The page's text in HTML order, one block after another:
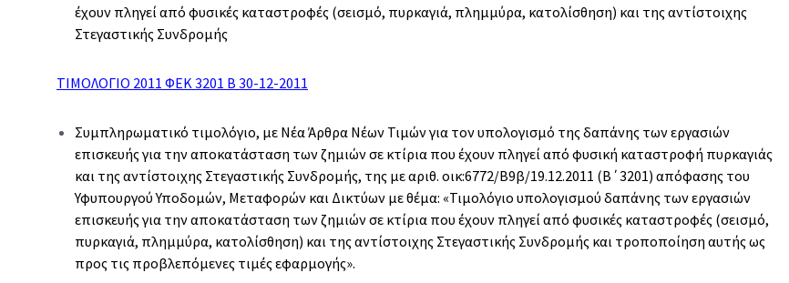
έχουν πληγεί από φυσικές καταστροφές (σεισμό, πυρκαγιά, πλημμύρα, κατολίσθηση) και της αντίστοιχης
Στεγαστικής Συνδρομής
ΤΙΜΟΛΟΓΙΟ 2011 ΦΕΚ 3201 Β 30-12-2011
Συμπληρωματικό τιμολόγιο, με Νέα Άρθρα Νέων Τιμών για τον υπολογισμό της δαπάνης των εργασιών
επισκευής για την αποκατάσταση των ζημιών σε κτίρια που έχουν πληγεί από φυσική καταστροφή πυρκαγιάς
και της αντίστοιχης Στεγαστικής Συνδρομής, της με αριθ. οικ:6772/Β9β/19.12.2011 (Β΄3201) απόφασης του
Υφυπουργού Υποδομών, Μεταφορών και Δικτύων με θέμα: «Τιμολόγιο υπολογισμού δαπάνης των εργασιών
επισκευής για την αποκατάσταση των ζημιών σε κτίρια που έχουν πληγεί από φυσικές καταστροφές (σεισμό,
πυρκαγιά, πλημμύρα, κατολίσθηση) και της αντίστοιχης Στεγαστικής Συνδρομής και τροποποίηση αυτής ως
προς τις προβλεπόμενες τιμές εφαρμογής».